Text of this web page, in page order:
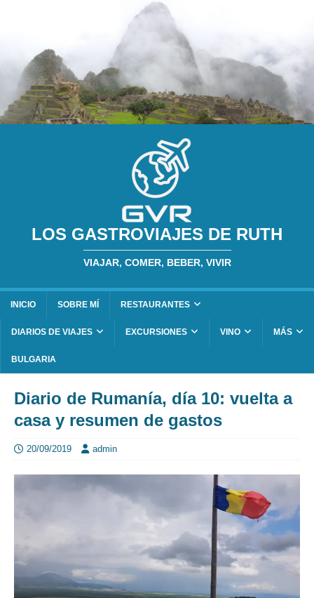
LOS GASTROVIAJES DE RUTH
VIAJAR, COMER, BEBER, VIVIR
INICIO SOBRE MÍ RESTAURANTES
DIARIOS DE VIAJES EXCURSIONES VINO MÁS
BULGARIA
Diario de Rumanía, día 10: vuelta a
casa y resumen de gastos
20/09/2019 admin